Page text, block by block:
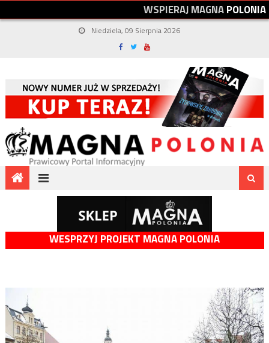
WSPIERAJMAGNAPOLONIA
Niedziela, 09 Sierpnia 2026
WESPRZYJ PROJEKT MAGNA POLONIA